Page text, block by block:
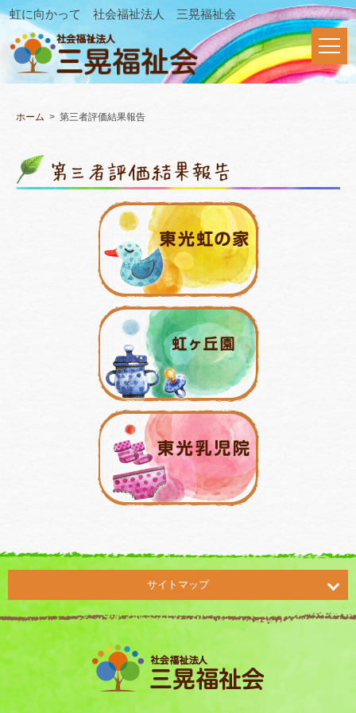
虹に向かって 社会福祉法人 三晃福祉会
ホーム 第三者評価結果報告
サイトマップ